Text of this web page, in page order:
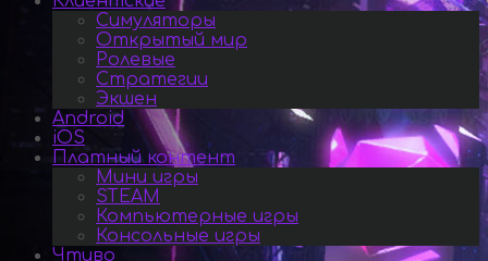
Симуляторы
Открытый мир
Ролевые
Стратегии
Экшен
Android
iOS
Платный контент
Мини игры
STEAM
Компьютерные игры
Консольные игры
Чтиво